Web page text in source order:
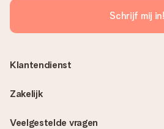
Schrijf mij in!
Veelgestelde vragen
Klantendienst
Zakelijk